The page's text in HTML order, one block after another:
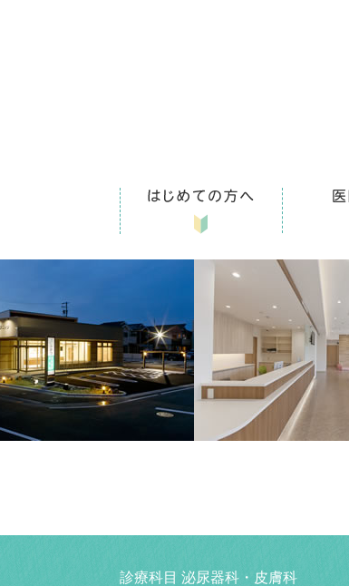
診療科目 泌尿器科・皮膚科